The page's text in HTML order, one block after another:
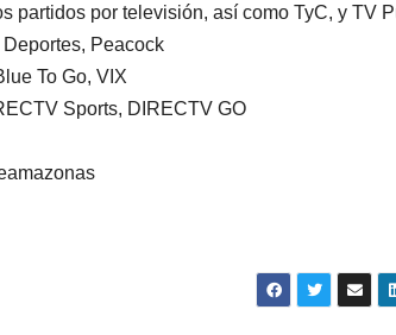
partidos por televisión, así como TyC, y TV
Peacock
To Go, VIX
Sports, DIRECTV GO